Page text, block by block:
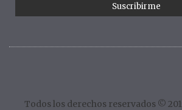
Suscribirme
Todos los derechos reservados ©